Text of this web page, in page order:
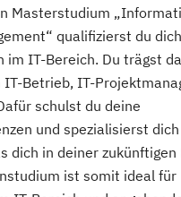
Masterstudium
qualifizierst du
im IT-Bereich. Du trägst
Betrieb, IT-
schulst du deine
und spezialisierst
dich in deiner zukünftigen
ist somit ideal für